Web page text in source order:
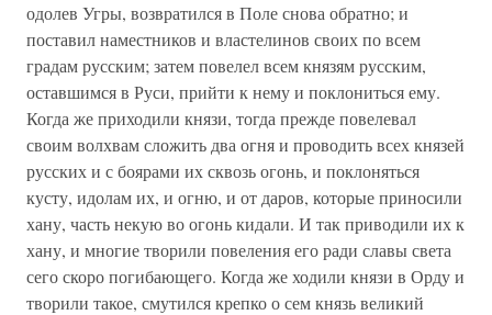
одолев Угры, возвратился в Поле снова обратно; и
поставил наместников и властелинов своих по всем
градам русским; затем повелел всем князям русским,
оставшимся в Руси, прийти к нему и поклониться ему.
Когда же приходили князи, тогда прежде повелевал
своим волхвам сложить два огня и проводить всех князей
русских и с боярами их сквозь огонь, и поклоняться
кусту, идолам их, и огню, и от даров, которые приносили
хану, часть некую во огонь кидали. И так приводили их к
хану, и многие творили повеления его ради славы света
сего скоро погибающего. Когда же ходили князи в Орду и
творили такое, смутился крепко о сем князь великий